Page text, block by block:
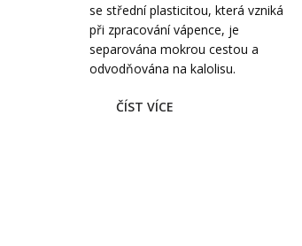
se střední plasticitou, která vzniká
při zpracování vápence, je
separována mokrou cestou a
odvodňována na kalolisu.
ČÍST VÍCE